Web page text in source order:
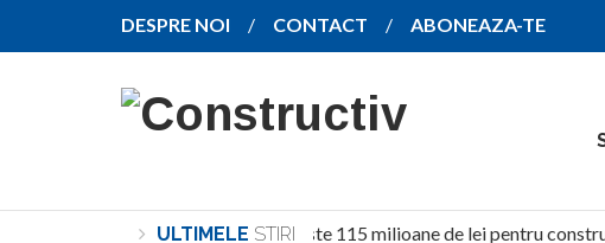
DESPRE NOI CONTACT ABONEAZA-TE
ULTIMELE STIRI
Investiție de peste 115 milioane de lei pentru